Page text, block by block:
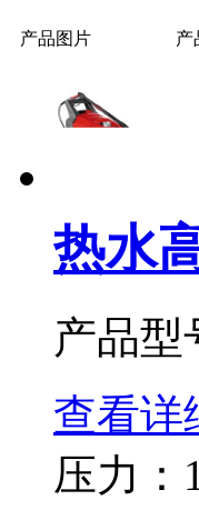
产品图片 产
热水
产品型
查看详
压力：